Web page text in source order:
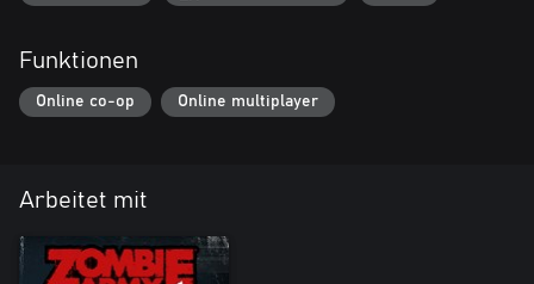
Funktionen
Online co-op Online multiplayer
Arbeitet mit